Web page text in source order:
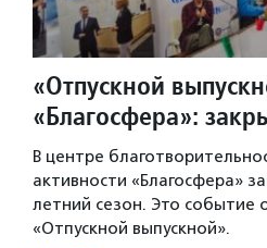
«Отпускной
«Благосфера»:
В центре
активности «Благосфера»
летний сезон. Это событие
«Отпускной выпускной».